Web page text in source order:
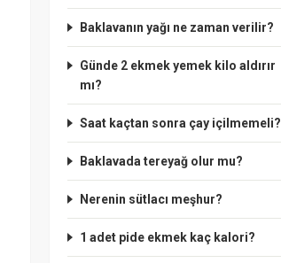
Baklavanın yağı ne zaman verilir?
Günde 2 ekmek yemek kilo aldırır
mı?
Saat kaçtan sonra çay içilmemeli?
Baklavada tereyağ olur mu?
Nerenin sütlacı meşhur?
1 adet pide ekmek kaç kalori?